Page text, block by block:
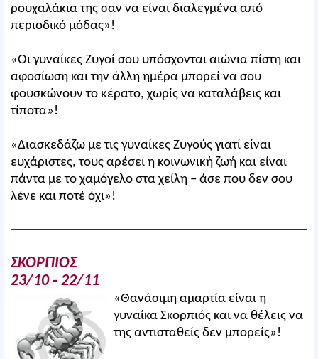
ρουχαλάκια της σαν να είναι διαλεγμένα από
περιοδικό μόδας»!
«Οι γυναίκες Ζυγοί σου υπόσχονται αιώνια πίστη και
αφοσίωση και την άλλη ημέρα μπορεί να σου
φουσκώνουν το κέρατο, χωρίς να καταλάβεις και
τίποτα»!
«Διασκεδάζω με τις γυναίκες Ζυγούς γιατί είναι
ευχάριστες, τους αρέσει η κοινωνική ζωή και είναι
πάντα με το χαμόγελο στα χείλη – άσε που δεν σου
λένε και ποτέ όχι»!
ΣΚΟΡΠΙΟΣ
23/10 - 22/11
«Θανάσιμη αμαρτία είναι η
γυναίκα Σκορπιός και να θέλεις να
της αντισταθείς δεν μπορείς»!